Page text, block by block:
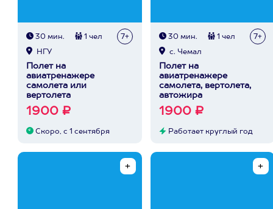
30 мин. 1 чел 7+
НГУ
Полет на
авиатренажере
самолета или
вертолета
1900 ₽
Скоро, с 1 сентября
30 мин. 1 чел 7+
с. Чемал
Полет на
авиатренажере
самолета, вертолета,
автожира
1900 ₽
Работает круглый год